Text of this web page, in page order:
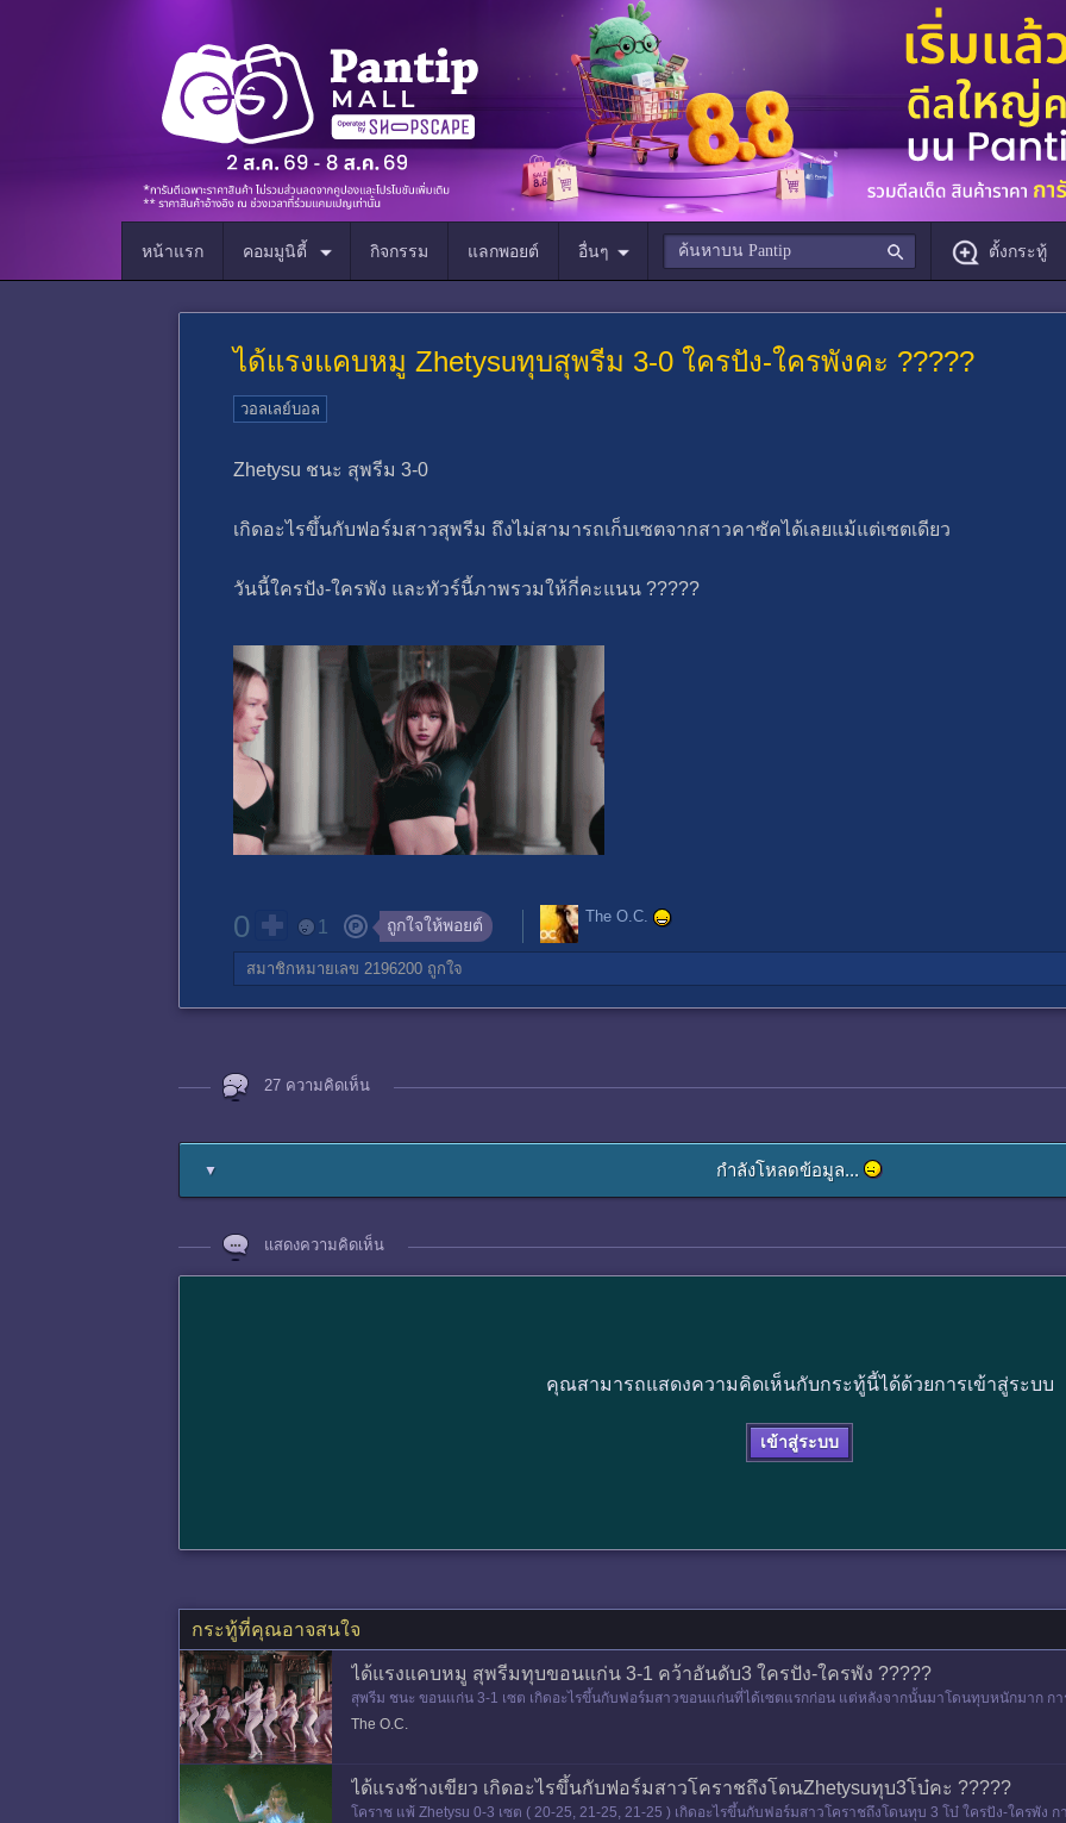
หน้าแรก คอมมูนิตี้ กิจกรรม แลกพอยต์ อื่นๆ ตั้งกระทู้
ได้แรงแคบหมู Zhetysuทุบสุพรีม 3-0 ใครปัง-ใครพังคะ ?????
วอลเลย์บอล
Zhetysu ชนะ สุพรีม 3-0
เกิดอะไรขึ้นกับฟอร์มสาวสุพรีม ถึงไม่สามารถเก็บเซตจากสาวคาซัคได้เลยแม้แต่เซตเดียว
วันนี้ใครปัง-ใครพัง และทัวร์นี้ภาพรวมให้กี่คะแนน ?????
0 1 ถูกใจให้พอยต์ The O.C.
สมาชิกหมายเลข 2196200 ถูกใจ
27 ความคิดเห็น
▼ กำลังโหลดข้อมูล...
แสดงความคิดเห็น
คุณสามารถแสดงความคิดเห็นกับกระทู้นี้ได้ด้วยการเข้าสู่ระบบ
เข้าสู่ระบบ
กระทู้ที่คุณอาจสนใจ
ได้แรงแคบหมู สุพรีมทุบขอนแก่น 3-1 คว้าอันดับ3 ใครปัง-ใครพัง ?????
สุพรีม ชนะ ขอนแก่น 3-1 เซต เกิดอะไรขึ้นกับฟอร์มสาวขอนแก่นที่ได้เซตแรกก่อน แต่หลังจากนั้นมาโดนทุบหนักมาก กา
?????
The O.C.
ได้แรงช้างเขียว เกิดอะไรขึ้นกับฟอร์มสาวโคราชถึงโดนZhetysuทุบ3โบ๋คะ ?????
โคราช แพ้ Zhetysu 0-3 เซต ( 20-25, 21-25, 21-25 ) เกิดอะไรขึ้นกับฟอร์มสาวโคราชถึงโดนทุบ 3 โบ๋ ใครปัง-ใครพัง